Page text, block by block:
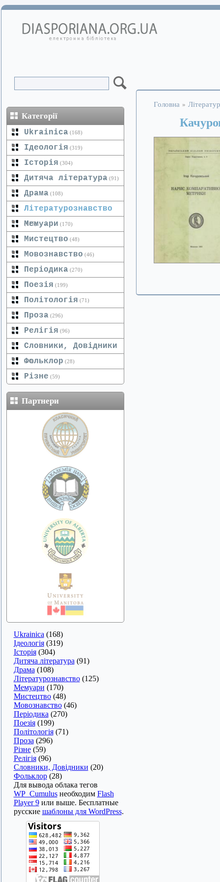
Категорії
Ukrainica (168)
Ідеологія (319)
Історія (304)
Дитяча література (91)
Драма (108)
Літературознавство
(125)
Мемуари (170)
Мистецтво (48)
Мовознавство (46)
Періодика (270)
Поезія (199)
Політологія (71)
Проза (296)
Релігія (96)
Словники, Довідники
(20)
Фольклор (28)
Різне (59)
Партнери
Ukrainica (168)
Ідеологія(319)
Історія(304)
Дитяча література (91)
Драма (108)
Літературознавство(125)
Мемуари (170)
Мистецтво(48)
Мовознавство(46)
Періодика (270)
Поезія(199)
Політологія(71)
Проза (296)
Різне(59)
Релігія(96)
Словники, Довідники (20)
Фольклор(28)
Для вывода облака тегов
WP_Cumulusнеобходим Flash
Player 9или выше. Бесплатные
русские шаблоны для WordPress.
Головна »